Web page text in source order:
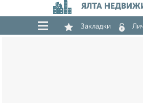
ЯЛТА
Закладки